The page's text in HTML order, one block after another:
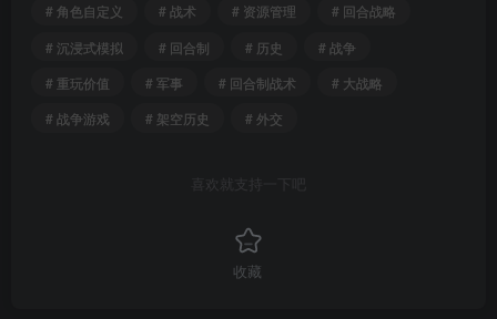
# 角色自定义
# 战术 # 资源管理
# 回合战略
# 沉浸式模拟
# 回合制 # 历史
# 战争
# 重玩价值
# 军事 # 回合制战术
# 大战略
# 战争游戏
# 架空历史 # 外交
喜欢就支持一下吧
收藏